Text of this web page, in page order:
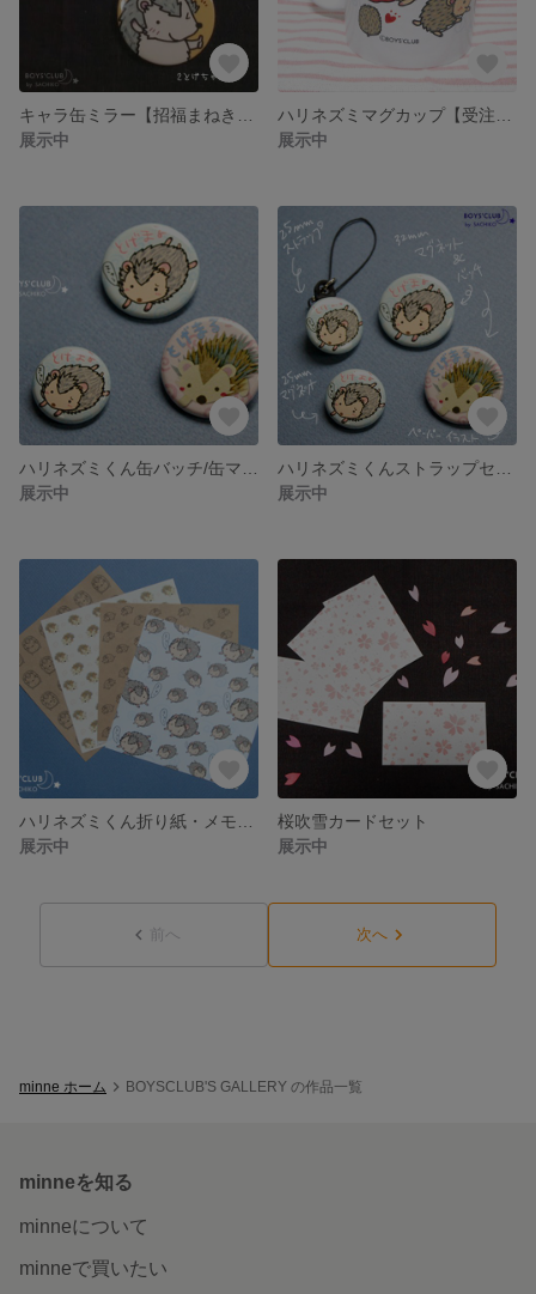
展示中
展示中
展示中
展示中
展示中
桜吹雪カードセット
展示中
前へ 次へ
minne ホーム BOYSCLUB'S GALLERY の作品一覧
minneを知る
minneについて
minneで買いたい